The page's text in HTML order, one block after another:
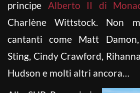
principe Alberto II di
Charlène Wittstock. Non
cantanti come Matt
Sting, Cindy Crawford,
Hudson e molti altri ancora…